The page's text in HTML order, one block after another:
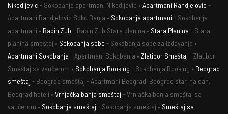
Nikodijevic - Sokobanja apartmani Nikodijevic • Apartmani Randjelovic -
Apartmani Randjelovic Soko Banja • Sokobanja apartmani - Sokobanja
apartmani • Babin Zub - Babin Zub Stara planina • Stara Planina - Stara
planina smestaj • Sokobanja sobe - Sokobanja sobe za izdavanje •
Apartmani Sokobanja - Apartmani Sokobanja • Zlatibor Smeštaj - Zlatibor
Smeštaj sa vaučerom • Sokobanja Booking - Sokobanja Booking • Beograd
smeštaj - Beograd smeštaj - Apartmani Beograd, Beograd stan na dan,
Beograd hoteli • Vrnjačka banja smeštaj - Vrnjačka banja smeštaj sa
vaučerom • Sokobanja smeštaj - Sokobanja smeštaj • Smeštaj sa